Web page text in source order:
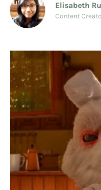
Elisabeth
Content